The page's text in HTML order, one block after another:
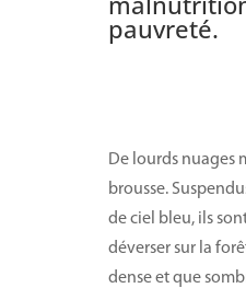
pauvreté.
De lourds nuages
brousse.
de ciel bleu, ils
déverser sur la
dense et que